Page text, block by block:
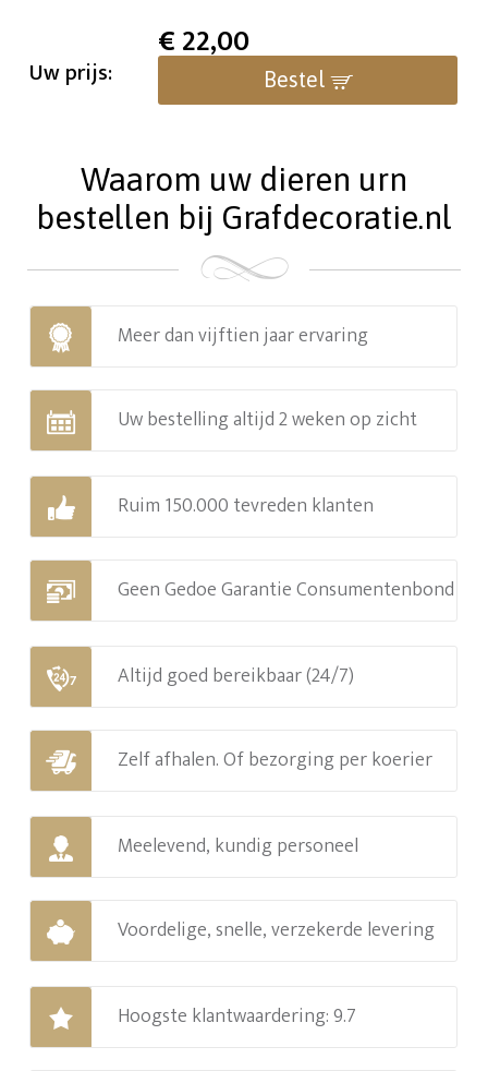
Uw prijs:
€22,00
Bestel
Waarom uw dieren urn
bestellen bij Grafdecoratie.nl
Meer dan vijftien jaar ervaring
Uw bestelling altijd 2 weken op zicht
Ruim 150.000 tevreden klanten
Geen Gedoe Garantie Consumentenbond
Altijd goed bereikbaar (24/7)
Zelf afhalen. Of bezorging per koerier
Meelevend, kundig personeel
Voordelige, snelle, verzekerde levering
Hoogste klantwaardering: 9.7